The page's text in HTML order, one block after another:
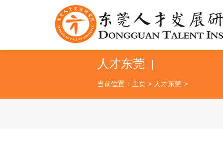
人才东莞
当前位置： 主页 > 人才东莞 >